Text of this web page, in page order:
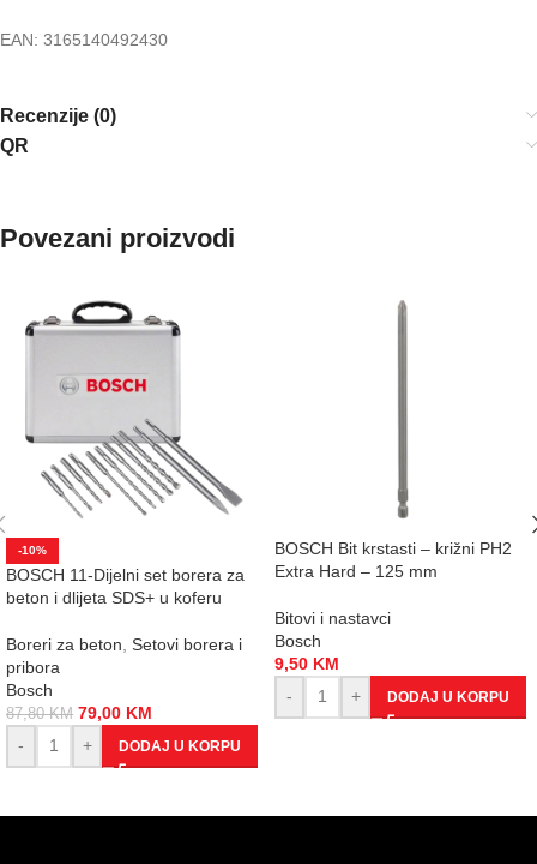
EAN: 3165140492430
Recenzije (0)
QR
Povezani proizvodi
-10%
BOSCH 11-Dijelni set borera za
beton i dlijeta SDS+ u koferu
Boreri za beton Setovi borera i
pribora
Bosch
87,80KM 79,00 KM
-
+ DODAJ U KORPU
BOSCH Bit krstasti – križni PH2
Extra Hard – 125 mm
Bitovi i nastavci
Bosch
9,50 KM
-
+ DODAJ U KORPU